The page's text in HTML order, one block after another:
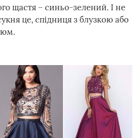
щастя – синьо-зелений. І не
це, спідниця з блузкою або